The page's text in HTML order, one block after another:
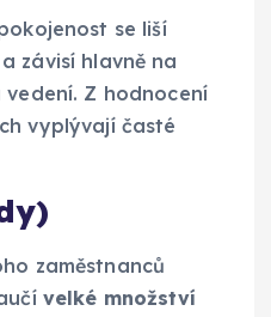
se liší
závisí hlavně na
Z hodnocení
vyplývají časté
zaměstnanců
velké množství